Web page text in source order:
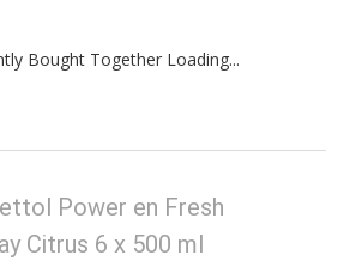
Bought Together Loading...
Power en Fresh
Citrus 6 x 500 ml